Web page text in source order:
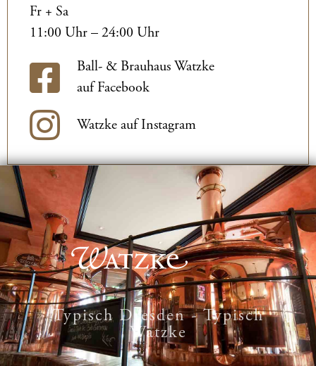
Fr + Sa
11:00 Uhr – 24:00 Uhr
Ball- & Brauhaus Watzke
auf Facebook
Watzke auf Instagram
Typisch Dresden - Typisch
Watzke